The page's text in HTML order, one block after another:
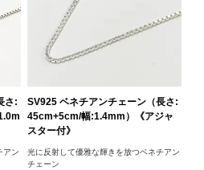
さ:
アン
SV925 ベネチアンチェーン（長さ:
45cm+5cm/幅:1.4mm）《アジャ
スター付》
光に反射して優雅な輝きを放つベネチアン
チェーン